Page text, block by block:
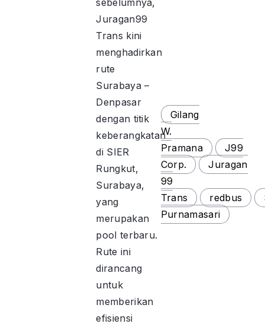
sebelumnya,
Juragan99
Trans kini
menghadirkan
rute
Surabaya –
Denpasar
dengan titik
keberangkatan
di SIER
Rungkut,
Surabaya,
yang
merupakan
pool terbaru.
Rute ini
dirancang
untuk
memberikan
efisiensi
Gilang
W.
Pramana
J99
Corp.
Juragan
99
Trans
redbus
Purnamasari